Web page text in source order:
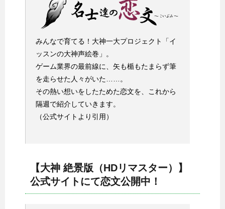
みんなで育てる！大神一大プロジェクト「イ
ッスンの大神声絵巻」。
ゲーム業界の最前線に、矢も楯もたまらず筆
を走らせた人々がいた……。
その熱い想いをしたためた恋文を、これから
隔週で紹介していきます。
（公式サイトより引用）
【大神 絶景版（HDリマスター）】
公式サイトにて恋文公開中！